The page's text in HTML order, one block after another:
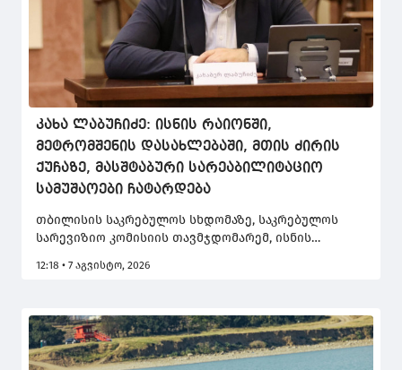
კახა ლაბუჩიძე: ისნის რაიონში,
მეტრომშენის დასახლებაში, მთის ძირის
ქუჩაზე, მასშტაბური სარეაბილიტაციო
სამუშაოები ჩატარდება
თბილისის საკრებულოს სხდომაზე, საკრებულოს
სარევიზიო კომისიის თავმჯდომარემ, ისნის
რაიონში დაგეგმილი ინფრასტრუქტურული
12:18 • 7 აგვისტო, 2026